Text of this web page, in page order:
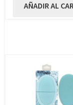
AÑADIR AL